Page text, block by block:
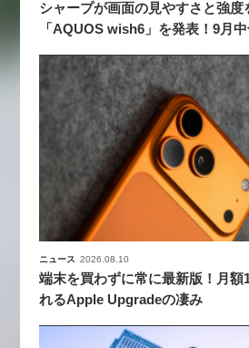
シャープが画面の見やすさと強度
「AQUOS wish6」を発表！9月
ニュース 2026.08.10
端末を買わずに常に最新版！月額
れるApple Upgradeの凄み